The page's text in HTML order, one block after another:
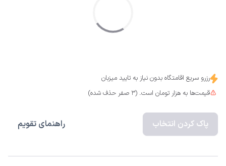
رزرو سریع اقامتگاه بدون نیاز به تایید میزبان
قیمت‌ها به هزار تومان است. (3 صفر حذف شده)
پاک کردن انتخاب راهنمای تقویم